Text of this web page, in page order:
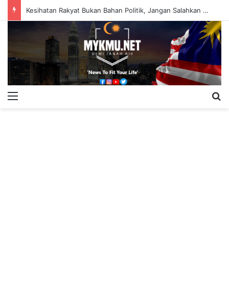
Kesihatan Rakyat Bukan Bahan Politik, Jangan Salahkan Onn Hafiz – Haslinda Salleh